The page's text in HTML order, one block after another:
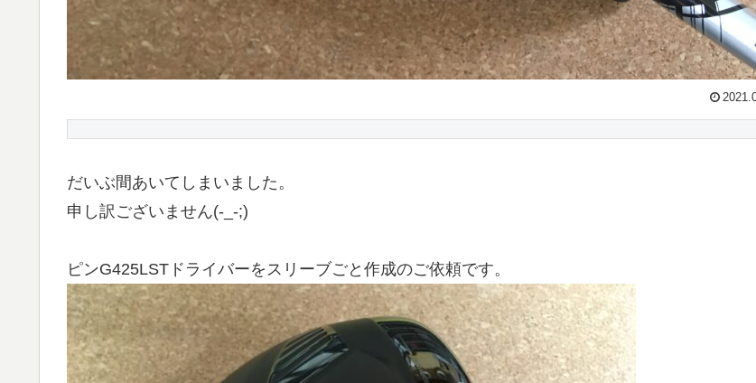
だいぶ間あいてしまいました。
申し訳ございません(-_-;)
ピンG425LSTドライバーをスリーブごと作成のご依頼です。